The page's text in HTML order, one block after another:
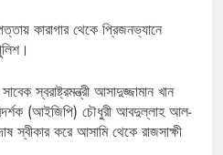
কারাগার থেকে প্রিজনভ্যানে
স্বরাষ্ট্রমন্ত্রী আসাদুজ্জামান খান
(আইজিপি) চৌধুরী আবদুল্লাহ আল-
স্বীকার করে আসামি থেকে রাজসাক্ষী